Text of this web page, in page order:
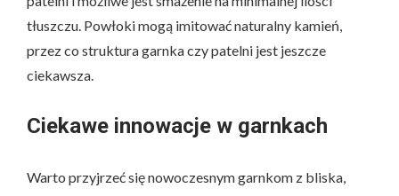
tłuszczu. Powłoki mogą imitować naturalny kamień,
przez co struktura garnka czy patelni jest jeszcze
ciekawsza.
Ciekawe innowacje w garnkach
Warto przyjrzeć się nowoczesnym garnkom z bliska,